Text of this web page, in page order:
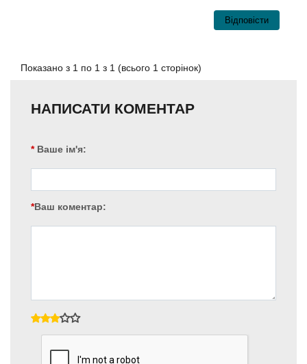
Відповісти
Показано з 1 по 1 з 1 (всього 1 сторінок)
НАПИСАТИ КОМЕНТАР
Ваше ім'я:
Ваш коментар: